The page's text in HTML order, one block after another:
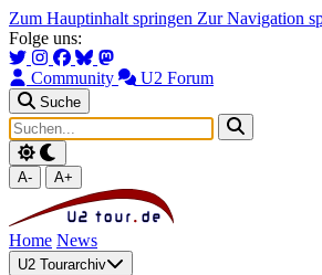
Zum Hauptinhalt springen Zur Navigation
Folge uns:
Community U2 Forum
Suche
A- A+
Home News
U2 Tourarchiv